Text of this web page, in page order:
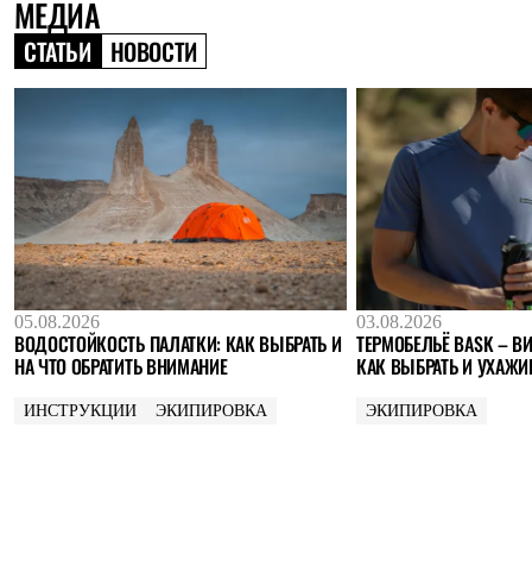
Где купить
МЕДИА
СТАТЬИ НОВОСТИ
05.08.2026
ВОДОСТОЙКОСТЬ ПАЛАТКИ: КАК ВЫБРАТЬ И
НА ЧТО ОБРАТИТЬ ВНИМАНИЕ
ИНСТРУКЦИИ ЭКИПИРОВКА
03.08.2026
ТЕРМОБЕЛЬЁ BASK –
КАК ВЫБРАТЬ И
ЭКИПИРОВКА